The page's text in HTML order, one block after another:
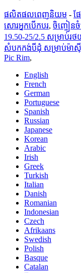
ផលិតផលពេញនិយម - ផ
សោរអ្នកបើកបរ, ចិញ្ចៀន
19.50-25/2.5 សម្រាប់រ
សំបកកង់បីដុំ សម្រាប់ម៉ា
Pic Rim,
English
French
German
Portuguese
Spanish
Russian
Japanese
Korean
Arabic
Irish
Greek
Turkish
Italian
Danish
Romanian
Indonesian
Czech
Afrikaans
Swedish
Polish
Basque
Catalan